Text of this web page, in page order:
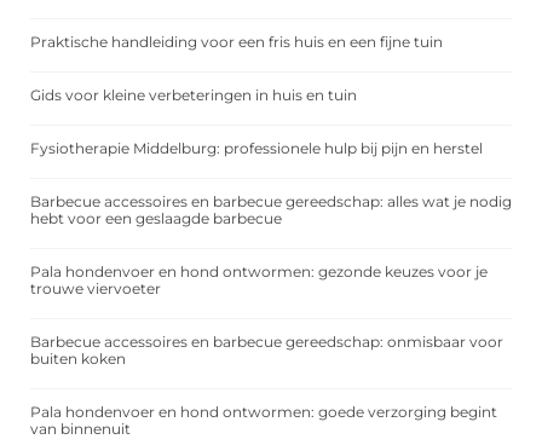
Praktische handleiding voor een fris huis en een fijne tuin
Gids voor kleine verbeteringen in huis en tuin
Fysiotherapie Middelburg: professionele hulp bij pijn en herstel
Barbecue accessoires en barbecue gereedschap: alles wat je nodig
hebt voor een geslaagde barbecue
Pala hondenvoer en hond ontwormen: gezonde keuzes voor je
trouwe viervoeter
Barbecue accessoires en barbecue gereedschap: onmisbaar voor
buiten koken
Pala hondenvoer en hond ontwormen: goede verzorging begint
van binnenuit